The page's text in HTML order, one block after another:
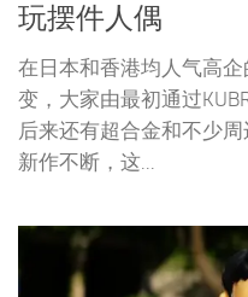
玩摆件人偶
在日本和香港均人气高
变，大家由最初通过
后来还有超合金和不少
新作不断，这...